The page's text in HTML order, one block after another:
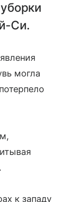
Си.
могла
к западу